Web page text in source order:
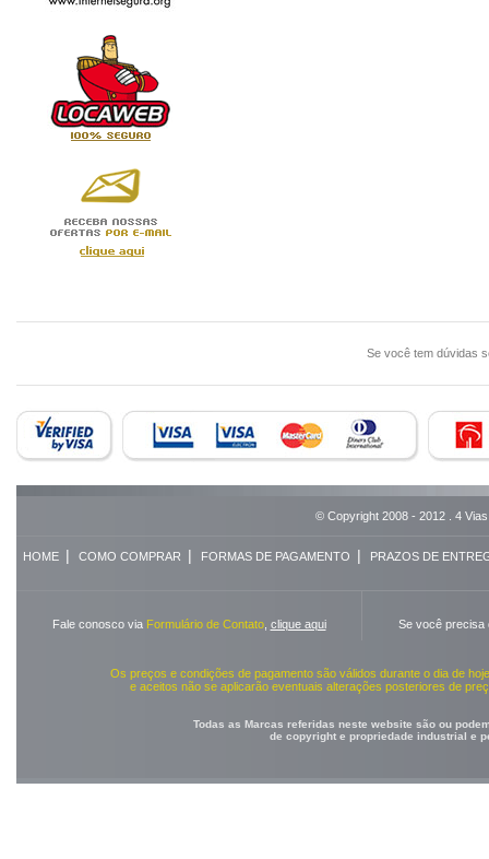
Se você tem dúvidas
© Copyright 2008 - 2012 . 4
HOME| COMO COMPRAR | FORMAS DE PAGAMENTO | PRAZOS DE
Fale conosco via Formulário de Contato, clique aqui Se você precisa
Os preços e condições de pagamento são válidos durante o dia de
e aceitos não se aplicarão eventuais alterações posteriores de
Todas as Marcas referidas neste website são ou
de copyright e propriedade industrial e